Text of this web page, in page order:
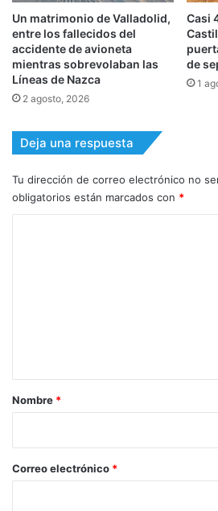
Un matrimonio de Valladolid,
entre los fallecidos del
accidente de avioneta
mientras sobrevolaban las
Líneas de Nazca
2 agosto, 2026
Casi
de
1
Deja una respuesta
Tu dirección de correo electrónico no
obligatorios están marcados con *
r
*
Nombre *
Correo electrónico *